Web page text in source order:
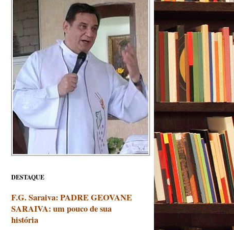
DESTAQUE
F.G. Saraiva: PADRE GEOVANE
SARAIVA: um pouco de sua
história